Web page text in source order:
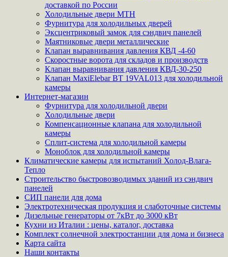
доставкой по России
Холодильные двери MTH
Фурнитура для холодильных дверей
Эксцентриковый замок для сэндвич панелей
Маятниковые двери металлические
Клапан выравнивания давления КВД -4-60
Скоростные ворота для складов и производств
Клапан выравнивания давления КВД-30-250
Клапан MaxiElebar BT 19VAL013 для холодильной
камеры
Интернет-магазин
Фурнитура для холодильной двери
Холодильные двери
Компенсационные клапана для холодильной
камеры
Сплит-система для холодильной камеры
Моноблок для холодильной камеры
Климатические камеры для испытаний Холод-Влага-
Тепло
Строительство быстровозводимых зданий из сэндвич
панелей
СИП панели для дома
Электротехническая продукция и слаботочные системы
Дизельные генераторы от 7кВт до 3000 кВт
Кухни из Италии : цены, каталог, доставка
Комплект солнечной электростанции для дома и бизнеса
Карта сайта
Наши контакты